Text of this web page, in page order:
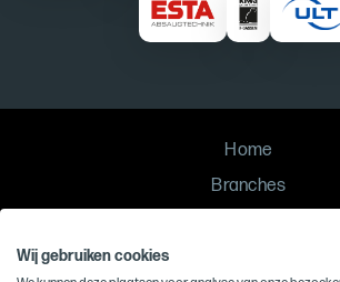
Home
Branches
Wij gebruiken cookies